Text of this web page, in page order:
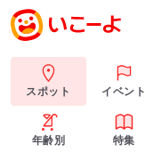
スポット イベント
年齢別 特集